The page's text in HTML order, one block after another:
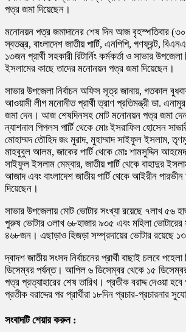
পত্র জমা দিয়েছেন।
মনোনয়ন পত্র জমাদানের শেষ দিন আজ বৃহস্পতিবার (৩০/
স্বতন্ত্র, বাংলাদেশ জাতীয় পার্টি, এনপিপি, গণফ্রন্ট,
১৩জন প্রার্থী সহকারী রিটার্নিং কর্মকর্তা ও সাভার উপজেলা
ইসলামের কাছে তাদের মনোনয়ন পত্র জমা দিয়েছেন।
সাভার উপজেলা নির্বাচন অফিস সূত্র জানায়, গতকাল
আওয়ামী লীগ মনোনীত প্রার্থী ত্রাণ প্রতিমন্ত্রী ডা.
জমা দেন। আজ শেষদিনসহ মোট মনোনয়ন পত্র জমা
ন্যাশনাল পিপলস পার্টি থেকে মোঃ ইসরাফিল হোসেন
মোহাম্মদ তৌহিদ জং মুরাদ, মুহাম্মাদ সাইফুল ইসলাম,
মাহবুবুল আলম, জাকের পার্টি থেকে মোঃ শামসুদ্দিন
সাইফুল ইসলাম মেম্বার, জাতীয় পার্টি থেকে বাহাদুর
আজাদ এবং বাংলাদেশ জাতীয় পার্টি থেকে আইরীন
দিয়েছেন।
সাভার উপজেলায় মোট ভোটার সংখ্যা রয়েছে ৭লাখ ৫৬
পুরুষ ভোটার ৩লাখ ৬৮হাজার ৯৩৫ এবং মহিলা ভোটারের
৪৬৮জন। এছাড়াও হিজড়া সম্প্রদায়ের ভোটার রয়েছে
দ্বাদশ জাতীয় সংসদ নির্বাচনের প্রার্থী বাছাই চলবে
ডিসেম্বর পর্যন্ত। আপিল ৬ ডিসেম্বর থেকে ১৫
পত্র প্রত্যাহারের শেষ তারিখ। প্রতীক বরাদ্দ দেওয়া
প্রতীক বরাদ্দের পর প্রার্থীরা ১৮দিন প্রচার-প্রচারনার
সংবাদটি শেয়ার করুন :